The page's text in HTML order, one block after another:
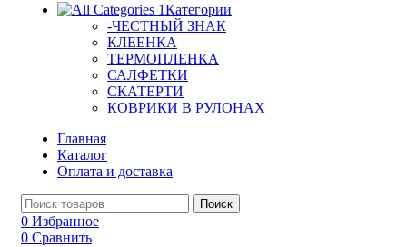
Категории
-ЧЕСТНЫЙ ЗНАК
КЛЕЕНКА
ТЕРМОПЛЕНКА
САЛФЕТКИ
СКАТЕРТИ
КОВРИКИ В РУЛОНАХ
Главная
Каталог
Оплата и доставка
Поиск
0 Избранное
0 Сравнить